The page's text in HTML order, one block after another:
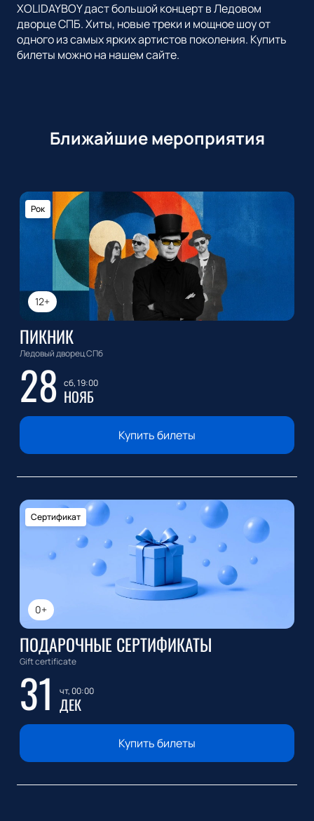
XOLIDAYBOY даст большой концерт в Ледовом
дворце СПБ. Хиты, новые треки и мощное шоу от
одного из самых ярких артистов поколения. Купить
билеты можно на нашем сайте.
Ближайшие мероприятия
12+
Рок
ПИКНИК
Ледовый дворец СПб
28 сб, 19:00
НОЯБ
Купить билеты
0+
Сертификат
ПОДАРОЧНЫЕ СЕРТИФИКАТЫ
Gift certificate
31 чт, 00:00
ДЕК
Купить билеты